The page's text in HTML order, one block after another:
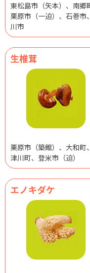
東松島市（矢本）、南郷
栗原市（一迫）、石巻市
川市
生椎茸
栗原市（築館）、大和町
津川町、登米市（迫）
エノキダケ